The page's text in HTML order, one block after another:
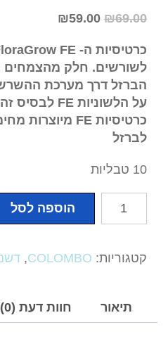
₪69.00
₪59.00
כרטיסיות ה- FE
לשורשים. חלק מהצמחים
הברזל דרך מערכת
על הלשוניות FE לבסיס
כרטיסיות FE מיוצרות
לברזל
10 טבליות
כמות
TABS
קולומבו
COLOMBO
הוספה לסל
קטגוריות: COLOMBO
,
תיאור חוות דעת (0)